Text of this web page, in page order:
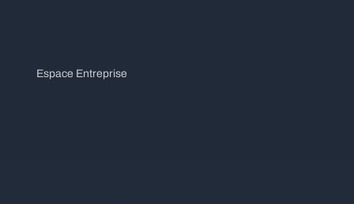
Espace Entreprise